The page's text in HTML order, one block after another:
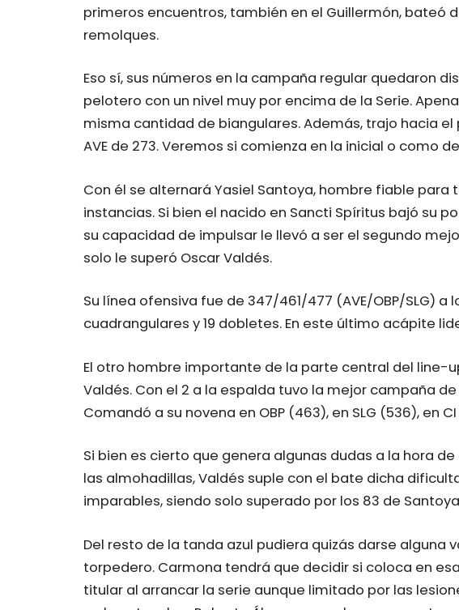
primeros encuentros, también en el Guillermón, bateó
remolques.
Eso sí, sus números en la campaña regular quedaron
pelotero con un nivel muy por encima de la Serie.
misma cantidad de biangulares. Además, trajo hacia el
AVE de 273. Veremos si comienza en la inicial o como
Con él se alternará Yasiel Santoya, hombre fiable para
instancias. Si bien el nacido en Sancti Spíritus bajó su
su capacidad de impulsar le llevó a ser el segundo
solo le superó Oscar Valdés.
Su línea ofensiva fue de 347/461/477 (AVE/OBP/SLG)
cuadrangulares y 19 dobletes. En este último acápite
El otro hombre importante de la parte central del line-
Valdés. Con el 2 a la espalda tuvo la mejor campaña
Comandó a su novena en OBP (463), en SLG (536), en CI
Si bien es cierto que genera algunas dudas a la hora
las almohadillas, Valdés suple con el bate dicha
imparables, siendo solo superado por los 83 de
Del resto de la tanda azul pudiera quizás darse alguna
torpedero. Carmona tendrá que decidir si coloca en
titular al arrancar la serie aunque limitado por las